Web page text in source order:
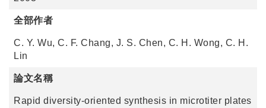
全部作者
C. Y. Wu, C. F. Chang, J. S. Chen, C. H. Wong, C. H.
Lin
論文名稱
Rapid diversity-oriented synthesis in microtiter plates